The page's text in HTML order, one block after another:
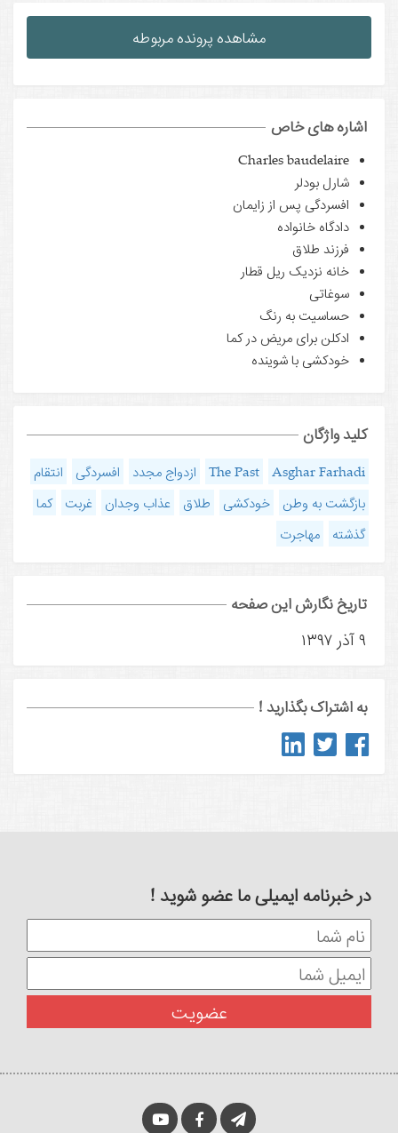
مشاهده پرونده مربوطه
اشاره های خاص
Charles baudelaire
شارل بودلر
افسردگی پس از زایمان
دادگاه خانواده
فرزند طلاق
خانه نزدیک ریل قطار
سوغاتی
حساسیت به رنگ
ادکلن برای مریض در کما
خودکشی با شوینده
کلید واژگان
Asghar Farhadi
The Past ازدواج مجدد افسردگی
انتقام
بازگشت به وطن
خودکشی طلاق عذاب وجدان غربت
کما
گذشته
مهاجرت
تاریخ نگارش این صفحه
۹ آذر ۱۳۹۷
به اشتراک بگذارید !
در خبرنامه ایمیلی ما عضو شوید !